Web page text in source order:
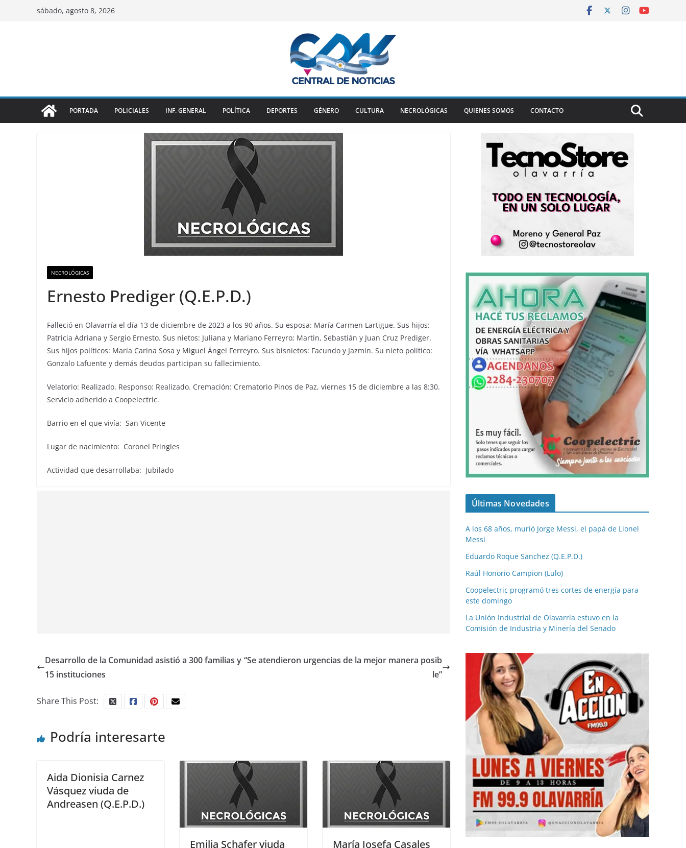
sábado, agosto 8, 2026
PORTADA POLICIALES INF. GENERAL POLÍTICA DEPORTES GÉNERO CULTURA NECROLÓGICAS QUIENES SOMOS CONTACTO
NECROLÓGICAS
Ernesto Prediger (Q.E.P.D.)
Falleció en Olavarría el día 13 de diciembre de 2023 a los 90 años. Su esposa: María Carmen Lartigue. Sus hijos:
Patricia Adriana y Sergio Ernesto. Sus nietos: Juliana y Mariano Ferreyro; Martin, Sebastián y Juan Cruz Prediger.
Sus hijos políticos: María Carina Sosa y Miguel Ángel Ferreyro. Sus bisnietos: Facundo y Jazmín. Su nieto político:
Gonzalo Lafuente y demás deudos participan su fallecimiento.
Velatorio: Realizado. Responso: Realizado. Cremación: Crematorio Pinos de Paz, viernes 15 de diciembre a las 8:30.
Servicio adherido a Coopelectric.
Barrio en el que vivía: San Vicente
Lugar de nacimiento: Coronel Pringles
Actividad que desarrollaba: Jubilado
Desarrollo de la Comunidad asistió a 300 familias y
15 instituciones
“Se atendieron urgencias de la mejor manera posib
le”
Share This Post:
Podría interesarte
Aida Dionisia Carnez
Vásquez viuda de
Andreasen (Q.E.P.D.)
Emilia Schafer viuda
María Josefa Casales
Últimas Novedades
A los 68 años, murió Jorge Messi, el papá de Lionel
Messi
Eduardo Roque Sanchez (Q.E.P.D.)
Raúl Honorio Campion (Lulo)
Coopelectric programó tres cortes de energía para
este domingo
La Unión Industrial de Olavarría estuvo en la
Comisión de Industria y Minería del Senado